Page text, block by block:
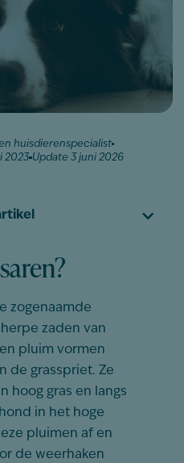
huisdierenspecialist
2023 Update 3 juni 2026
zogenaamde
zaden van
pluim vormen
de grasspriet. Ze
hoog gras en langs
in het hoge
pluimen af en
de weerhaken